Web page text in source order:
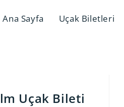
Ana Sayfa Uçak Biletleri
Uçak Bileti